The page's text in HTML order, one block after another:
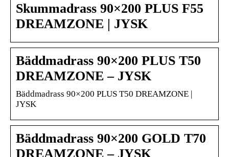
Skummadrass 90×200 PLUS F55
DREAMZONE | JYSK
Bäddmadrass 90×200 PLUS T50
DREAMZONE – JYSK
Bäddmadrass 90×200 PLUS T50 DREAMZONE |
JYSK
Bäddmadrass 90×200 GOLD T70
DREAMZONE – JYSK